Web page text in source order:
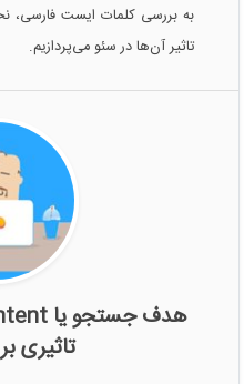
به بررسی کلمات ایست فارسی،
تاثیر آن‌ها در سئو می‌پردازیم.
تاثیری